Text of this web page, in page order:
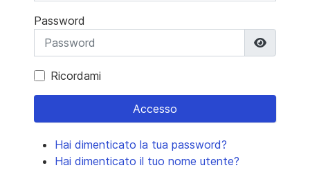
Password
Ricordami
Accesso
Hai dimenticato la tua password?
Hai dimenticato il tuo nome utente?